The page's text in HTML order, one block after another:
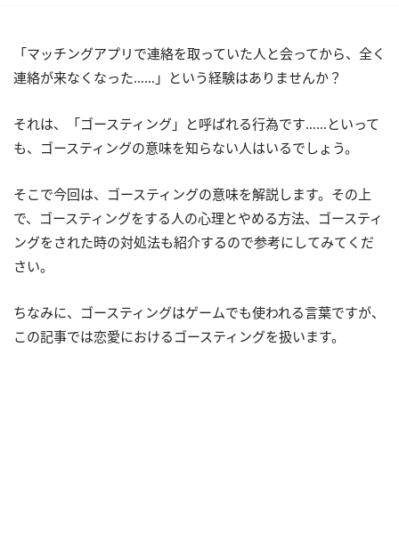
「マッチングアプリで連絡を取っていた人と会ってから、全く
連絡が来なくなった……」という経験はありませんか？
それは、「ゴースティング」と呼ばれる行為です……といって
も、ゴースティングの意味を知らない人はいるでしょう。
そこで今回は、ゴースティングの意味を解説します。その上
で、ゴースティングをする人の心理とやめる方法、ゴースティ
ングをされた時の対処法も紹介するので参考にしてみてくだ
さい。
ちなみに、ゴースティングはゲームでも使われる言葉ですが、
この記事では恋愛におけるゴースティングを扱います。